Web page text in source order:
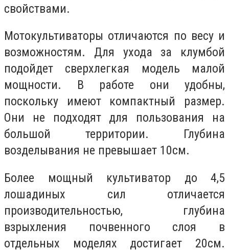
свойствами.
Мотокультиваторы отличаются по весу и
возможностям. Для ухода за клумбой
подойдет сверхлегкая модель малой
мощности. В работе они удобны,
поскольку имеют компактный размер.
Они не подходят для пользования на
большой территории. Глубина
возделывания не превышает 10см.
Более мощный культиватор до 4,5
лошадиных сил отличается
производительностью, глубина
взрыхления почвенного слоя в
отдельных моделях достигает 20см.